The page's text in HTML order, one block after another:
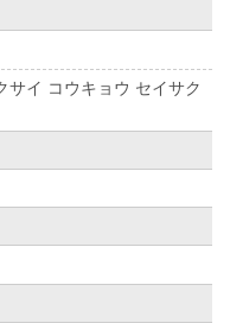
サイ コウキョウ セイサク